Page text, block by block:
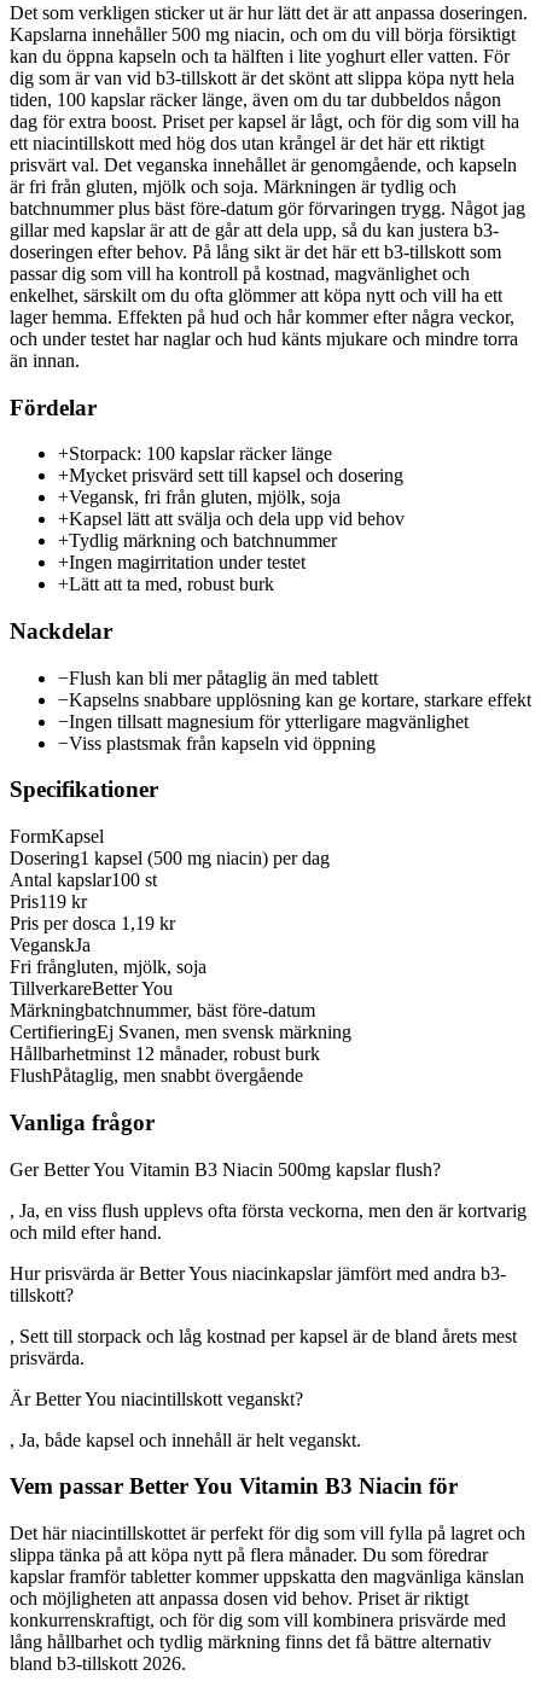
Det som verkligen sticker ut är hur lätt det är att anpassa doseringen.
Kapslarna innehåller 500 mg niacin, och om du vill börja försiktigt
kan du öppna kapseln och ta hälften i lite yoghurt eller vatten. För
dig som är van vid b3-tillskott är det skönt att slippa köpa nytt hela
tiden, 100 kapslar räcker länge, även om du tar dubbeldos någon
dag för extra boost. Priset per kapsel är lågt, och för dig som vill ha
ett niacintillskott med hög dos utan krångel är det här ett riktigt
prisvärt val. Det veganska innehållet är genomgående, och kapseln
är fri från gluten, mjölk och soja. Märkningen är tydlig och
batchnummer plus bäst före-datum gör förvaringen trygg. Något jag
gillar med kapslar är att de går att dela upp, så du kan justera b3-
doseringen efter behov. På lång sikt är det här ett b3-tillskott som
passar dig som vill ha kontroll på kostnad, magvänlighet och
enkelhet, särskilt om du ofta glömmer att köpa nytt och vill ha ett
lager hemma. Effekten på hud och hår kommer efter några veckor,
och under testet har naglar och hud känts mjukare och mindre torra
än innan.
Fördelar
+Storpack: 100 kapslar räcker länge
+Mycket prisvärd sett till kapsel och dosering
+Vegansk, fri från gluten, mjölk, soja
+Kapsel lätt att svälja och dela upp vid behov
+Tydlig märkning och batchnummer
+Ingen magirritation under testet
+Lätt att ta med, robust burk
Nackdelar
−Flush kan bli mer påtaglig än med tablett
−Kapselns snabbare upplösning kan ge kortare, starkare effekt
−Ingen tillsatt magnesium för ytterligare magvänlighet
−Viss plastsmak från kapseln vid öppning
Specifikationer
FormKapsel
Dosering1 kapsel (500 mg niacin) per dag
Antal kapslar100 st
Pris119 kr
Pris per dosca 1,19 kr
VeganskJa
Fri frångluten, mjölk, soja
TillverkareBetter You
Märkningbatchnummer, bäst före-datum
CertifieringEj Svanen, men svensk märkning
Hållbarhetminst 12 månader, robust burk
FlushPåtaglig, men snabbt övergående
Vanliga frågor
Ger Better You Vitamin B3 Niacin 500mg kapslar flush?
, Ja, en viss flush upplevs ofta första veckorna, men den är kortvarig
och mild efter hand.
Hur prisvärda är Better Yous niacinkapslar jämfört med andra b3-
tillskott?
, Sett till storpack och låg kostnad per kapsel är de bland årets mest
prisvärda.
Är Better You niacintillskott veganskt?
, Ja, både kapsel och innehåll är helt veganskt.
Vem passar Better You Vitamin B3 Niacin för
Det här niacintillskottet är perfekt för dig som vill fylla på lagret och
slippa tänka på att köpa nytt på flera månader. Du som föredrar
kapslar framför tabletter kommer uppskatta den magvänliga känslan
och möjligheten att anpassa dosen vid behov. Priset är riktigt
konkurrenskraftigt, och för dig som vill kombinera prisvärde med
lång hållbarhet och tydlig märkning finns det få bättre alternativ
bland b3-tillskott 2026.